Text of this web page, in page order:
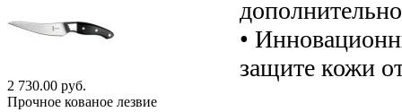
•
защите кожи
2 730.00 руб.
Прочное кованое лезвие